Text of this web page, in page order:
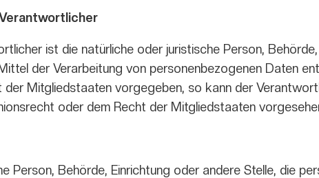
ist die natürliche oder juristische Person,
der Verarbeitung von personenbezogenen Daten
Mitgliedstaaten vorgegeben, so kann der
oder dem Recht der Mitgliedstaaten
Person, Behörde, Einrichtung oder andere Stelle, die